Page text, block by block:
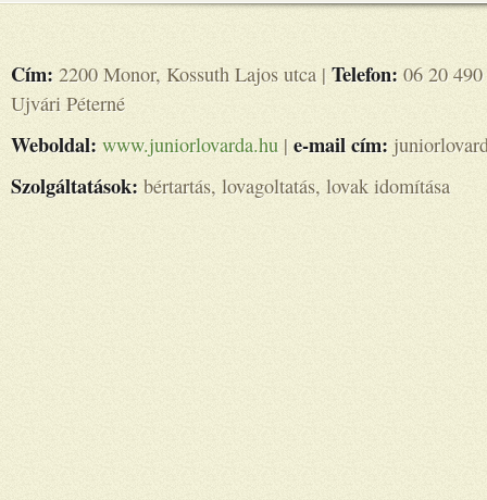
Cím: 2200 Monor, Kossuth Lajos utca | Telefon: 06 20
Ujvári Péterné
Weboldal: www.juniorlovarda.hu | e-mail cím:
Szolgáltatások: bértartás, lovagoltatás, lovak idomítása